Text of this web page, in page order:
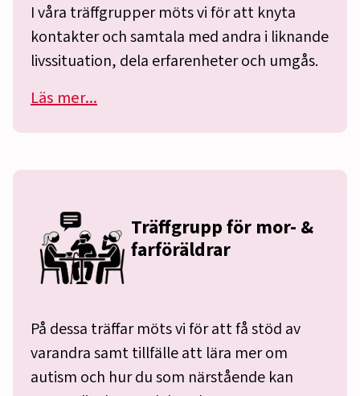
I våra träffgrupper möts vi för att knyta
kontakter och samtala med andra i liknande
livssituation, dela erfarenheter och umgås.
Läs mer...
Träffgrupp för mor- &
farföräldrar
På dessa träffar möts vi för att få stöd av
varandra samt tillfälle att lära mer om
autism och hur du som närstående kan